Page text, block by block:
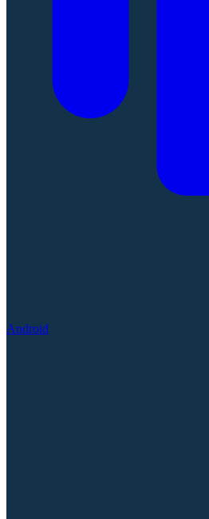
Android